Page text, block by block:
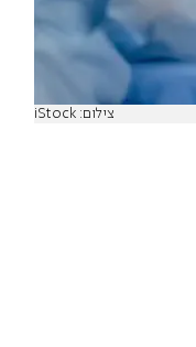
צילום: iStock